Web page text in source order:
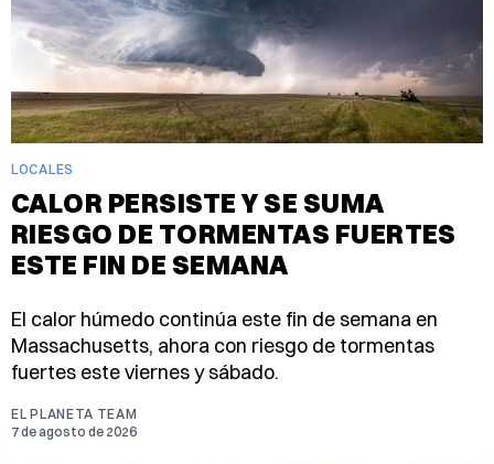
LOCALES
CALOR PERSISTE Y SE SUMA
RIESGO DE TORMENTAS FUERTES
ESTE FIN DE SEMANA
El calor húmedo continúa este fin de semana en
Massachusetts, ahora con riesgo de tormentas
fuertes este viernes y sábado.
EL PLANETA TEAM
7 de agosto de 2026